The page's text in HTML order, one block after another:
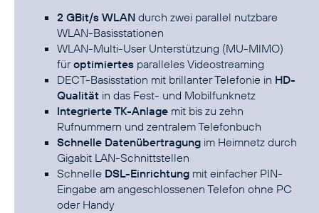
2 GBit/s WLAN durch zwei parallel nutzbare
WLAN-Basisstationen
WLAN-Multi-User Unterstützung (MU-MIMO)
füroptimiertes paralleles Videostreaming
DECT-Basisstation mit brillanter Telefonie in HD-
Qualität in das Fest- und Mobilfunknetz
Integrierte TK-Anlage mit bis zu zehn
Rufnummern und zentralem Telefonbuch
Schnelle Datenübertragung im Heimnetz durch
Gigabit LAN-Schnittstellen
Schnelle DSL-Einrichtung mit einfacher PIN-
Eingabe am angeschlossenen Telefon ohne PC
oder Handy